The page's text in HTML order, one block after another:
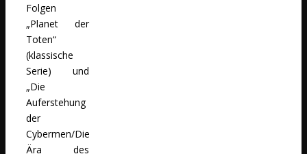
Folgen
„Planet der
Toten“
(klassische
Serie) und
„Die
Auferstehung
der
Cybermen/Die
Ära des